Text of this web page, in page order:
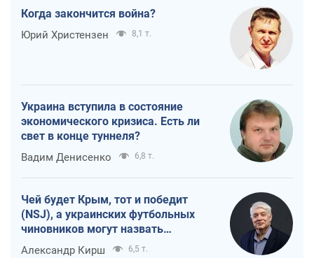
Когда закончится война?
Юрий Христензен 8,1 т.
Украина вступила в состояние
экономического кризиса. Есть ли
свет в конце туннеля?
Вадим Денисенко 6,8 т.
Чей будет Крым, тот и победит
(NSJ), а украинских футбольных
чиновников могут назвать
убийцами
Александр Кирш 6,5 т.